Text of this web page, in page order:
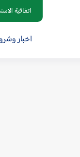
اتفاقية
اخبار